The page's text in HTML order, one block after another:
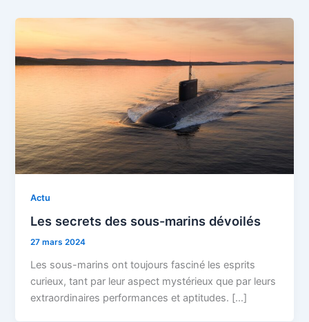
Actu
Les secrets des sous-marins dévoilés
27 mars 2024
Les sous-marins ont toujours fasciné les esprits
curieux, tant par leur aspect mystérieux que par leurs
extraordinaires performances et aptitudes. […]